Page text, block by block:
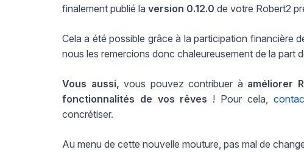
finalement publié la version 0.12.0 de votre Robert2
Cela a été possible grâce à la participation financière
nous les remercions donc chaleureusement de la part
Vous aussi, vous pouvez contribuer à améliorer
fonctionnalités de vos rêves ! Pour cela,
concrétiser.
Au menu de cette nouvelle mouture, pas mal de